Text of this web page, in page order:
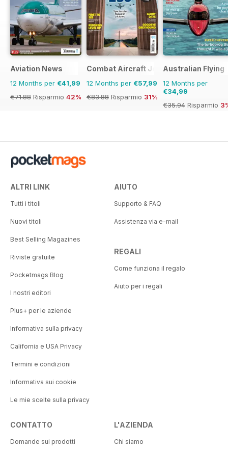
Aviation News
12 Months per €41,99
€71.88 Risparmio 42%
Combat Aircraft Journal
12 Months per €57,99
€83.88 Risparmio 31%
Australian Flying
12 Months per
€34,99
€35.94 Risparmio
ALTRI LINK
Tutti i titoli
Nuovi titoli
Best Selling Magazines
Riviste gratuite
Pocketmags Blog
I nostri editori
Plus+ per le aziende
Informativa sulla privacy
California e USA Privacy
Termini e condizioni
Informativa sui cookie
Le mie scelte sulla privacy
AIUTO
Supporto & FAQ
Assistenza via e-mail
REGALI
Come funziona il regalo
Aiuto per i regali
CONTATTO
Domande sui prodotti
L'AZIENDA
Chi siamo